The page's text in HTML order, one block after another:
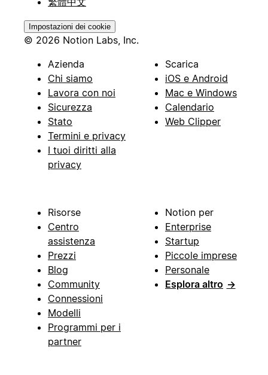
Impostazioni dei cookie
© 2026 Notion Labs, Inc.
Azienda
Chi siamo
Lavora con noi
Sicurezza
Stato
Termini e privacy
I tuoi diritti alla
privacy
Scarica
iOS e Android
Mac e Windows
Calendario
Web Clipper
Risorse
Centro
assistenza
Prezzi
Blog
Community
Connessioni
Modelli
Programmi per i
partner
Notion per
Enterprise
Startup
Piccole imprese
Personale
Esplora altro →